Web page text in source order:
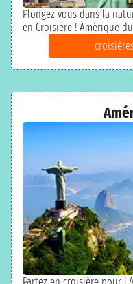
Plongez-vous dans la
en Croisière ! Amérique